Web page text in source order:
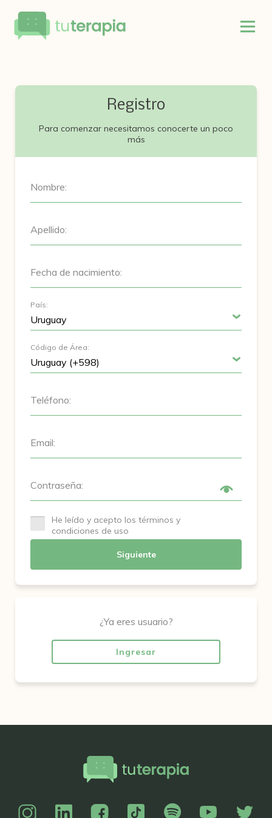
Registro
Para comenzar necesitamos conocerte un poco
más
Nombre:
Apellido:
Fecha de nacimiento:
País:
Código de Área:
Teléfono:
Email:
Contraseña:
He leído y acepto los términos y
condiciones de uso
Siguiente
¿Ya eres usuario?
Ingresar